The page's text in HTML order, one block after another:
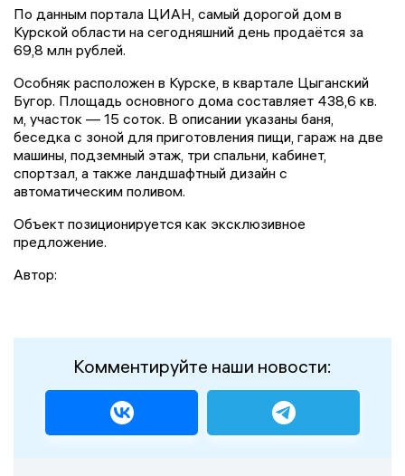
По данным портала ЦИАН, самый дорогой дом в
Курской области на сегодняшний день продаётся за
69,8 млн рублей.
Особняк расположен в Курске, в квартале Цыганский
Бугор. Площадь основного дома составляет 438,6 кв.
м, участок — 15 соток. В описании указаны баня,
беседка с зоной для приготовления пищи, гараж на две
машины, подземный этаж, три спальни, кабинет,
спортзал, а также ландшафтный дизайн с
автоматическим поливом.
Объект позиционируется как эксклюзивное
предложение.
Автор:
Комментируйте наши новости: